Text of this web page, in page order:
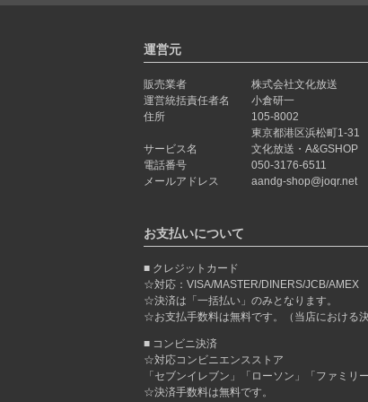
運営元
販売業者
株式会社文化放送
運営統括責任者名
小倉研一
住所
105-8002
東京都港区浜松町1-31
サービス名
文化放送・A&GSHOP
電話番号
050-3176-6511
メールアドレス
aandg-shop@joqr.net
お支払いについて
クレジットカード
☆対応：VISA/MASTER/DINERS/JCB/AMEX
☆決済は「一括払い」のみとなります。
☆お支払手数料は無料です。（当店における決
コンビニ決済
☆対応コンビニエンスストア
「セブンイレブン」「ローソン」「ファミリ
☆決済手数料は無料です。